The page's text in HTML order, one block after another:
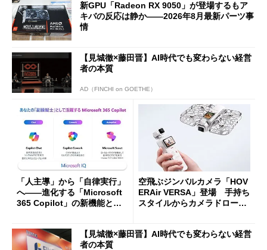
新GPU「Radeon RX 9050」が登場するもア
キバの反応は静か――2026年8月最新パーツ事
情
【見城徹×藤田晋】AI時代でも変わらない経営
者の本質
AD（FINCHI on GOETHE）
「人主導」から「自律実行」
へ――進化する「Microsoft
365 Copilot」の新機能とエ
空飛ぶジンバルカメラ「HOV
ERAir VERSA」登場 手持ち
スタイルからカメラドローン
【見城徹×藤田晋】AI時代でも変わらない経営
者の本質